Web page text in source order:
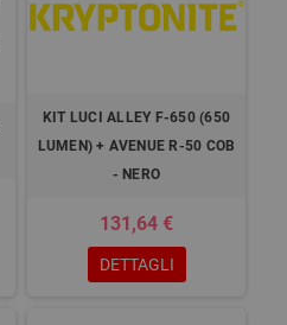
KIT LUCI ALLEY F-650 (650
LUMEN) + AVENUE R-50 COB
- NERO
131,64 €
DETTAGLI